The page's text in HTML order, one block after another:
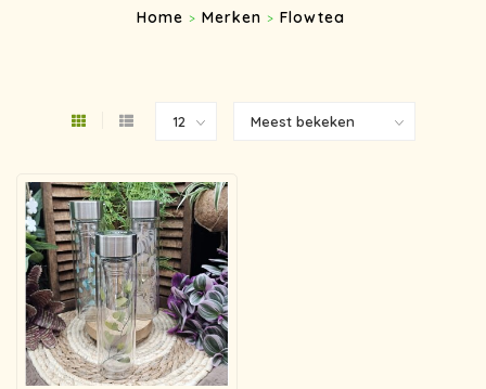
Home > Merken > Flowtea